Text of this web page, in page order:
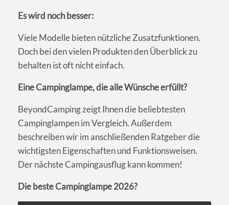
Es wird noch besser:
Viele Modelle bieten nützliche Zusatzfunktionen.
Doch bei den vielen Produkten den Überblick zu
behalten ist oft nicht einfach.
Eine Campinglampe, die alle Wünsche erfüllt?
BeyondCamping zeigt Ihnen die beliebtesten
Campinglampen im Vergleich. Außerdem
beschreiben wir im anschließenden Ratgeber die
wichtigsten Eigenschaften und Funktionsweisen.
Der nächste Campingausflug kann kommen!
Die beste Campinglampe 2026?